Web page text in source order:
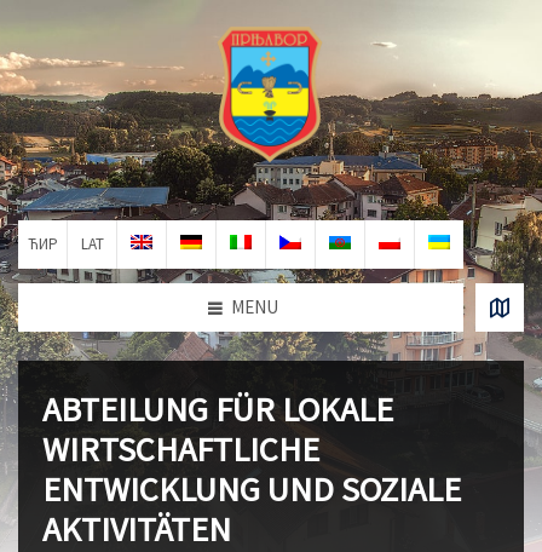
ЋИР LAT
MENU
ABTEILUNG FÜR LOKALE
WIRTSCHAFTLICHE
ENTWICKLUNG UND SOZIALE
AKTIVITÄTEN